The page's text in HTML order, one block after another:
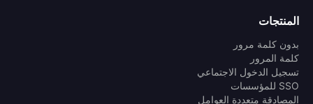
المنتجات
بدون كلمة مرور
كلمة المرور
تسجيل الدخول الاجتماعي
SSO للمؤسسات
المصادقة متعددة العوامل